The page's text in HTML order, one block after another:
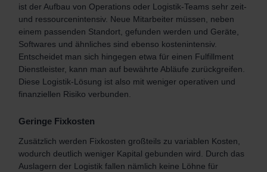
ist der Aufbau von Operations oder Logistik-Teams sehr zeit-
und ressourcenintensiv. Neue Mitarbeiter müssen, neben
einem passenden Standort, gefunden werden und Geräte,
Softwares und ähnliches sind ebenso kostenintensiv.
Entscheidet man sich hingegen etwa für einen Fulfillment
Dienstleister, kann man auf bewährte Abläufe zurückgreifen.
Diese Logistik-Lösung ist also mit weniger operativen und
finanziellen Risiko verbunden.
Geringe Fixkosten
Zusätzlich werden Fixkosten großteils zu variablen Kosten,
wodurch deutlich weniger Kapital gebunden wird. Durch das
Auslagern der Logistik fallen nämlich keine Löhne für